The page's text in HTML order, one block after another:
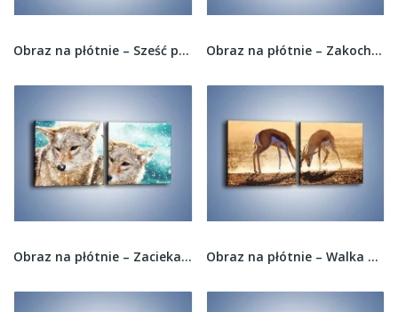
Obraz na płótnie – Sześć papug czeka na... Obraz na płótnie – Zakochana para prosiaczków –...
Obraz na płótnie – Zaciekawione wilki w... Obraz na płótnie – Walka antylop o terytorium –...